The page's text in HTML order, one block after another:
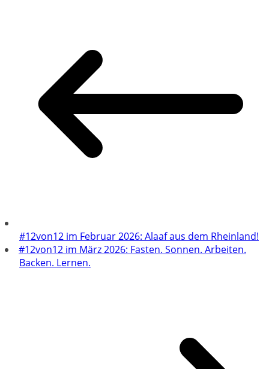
#12von12 im Februar 2026: Alaaf aus dem Rheinland!
#12von12 im März 2026: Fasten. Sonnen. Arbeiten.
Backen. Lernen.